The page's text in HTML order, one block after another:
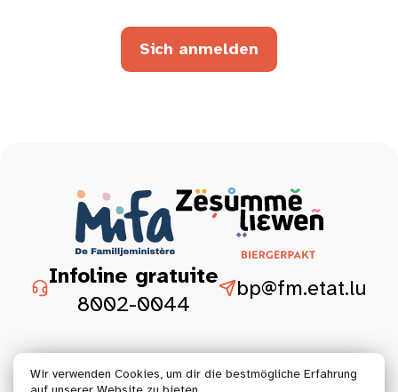
Sich anmelden
Infoline gratuite
8002-0044
bp@fm.etat.lu
Wir verwenden Cookies, um dir die bestmögliche Erfahrung